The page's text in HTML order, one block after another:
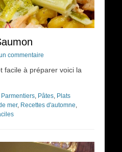
commentaire
facile à préparer voici la
, Pâtes, Plats
mer, Recettes d'automne,